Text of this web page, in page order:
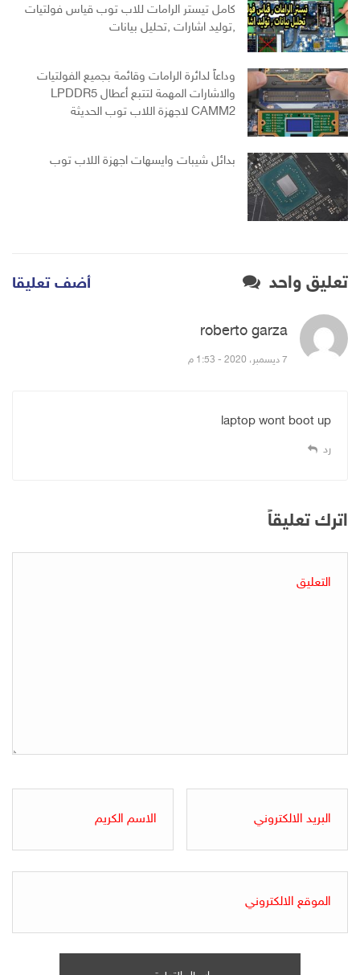
كامل تيستر الرامات للاب توب قياس فولتيات
,توليد اشارات ,تحليل بيانات
وداعاً لدائرة الرامات وقائمة بجميع الفولتيات
والاشارات المهمة لتتبع أعطال LPDDR5
CAMM2 لاجهزة اللاب توب الحديثة
بدائل شيبات وايسهات اجهزة اللاب توب
تعليق واحد أضف تعليقا
roberto garza
7 ديسمبر، 2020 - 1:53 م
laptop wont boot up
رد
اترك تعليقاً